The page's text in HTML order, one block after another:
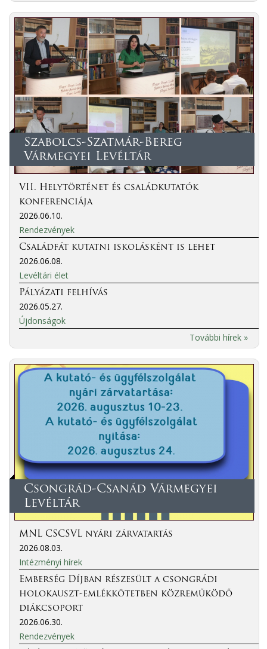
Szabolcs-Szatmár-Bereg
Vármegyei Levéltár
VII. Helytörténet és családkutatók
konferenciája
2026.06.10.
Rendezvények
Családfát kutatni iskolásként is lehet
2026.06.08.
Levéltári élet
Pályázati felhívás
2026.05.27.
Újdonságok
További hírek »
Csongrád-Csanád Vármegyei
Levéltár
MNL CSCSVL nyári zárvatartás
2026.08.03.
Intézményi hírek
Emberség Díjban részesült a csongrádi
holokauszt-emlékkötetben közreműködő
diákcsoport
2026.06.30.
Rendezvények